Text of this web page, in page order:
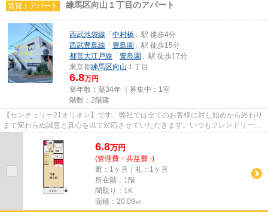
賃貸｜アパート 練馬区向山１丁目のアパート
西武池袋線 「 中村橋 」駅 徒歩4分
西武豊島線 「 豊島園 」駅 徒歩15分
都営大江戸線 「 豊島園 」駅 徒歩17分
東京都練馬区向山 １丁目
6.8万円
築年数：築34年 ｜募集中： 1室
階数：2階建
【センチュリー21オリオン】です。弊社では全てのお客様に対し始めから終わり
まで変わらぬ誠意と真心を以て対応させていただきます。いつもフレンドリーな
対応でお客様をお迎えしてい...
6.8万円
(管理費・共益費 -)
敷：1ヶ月｜礼：1ヶ月
所在階：1階
間取り：1K
面積：20.09㎡